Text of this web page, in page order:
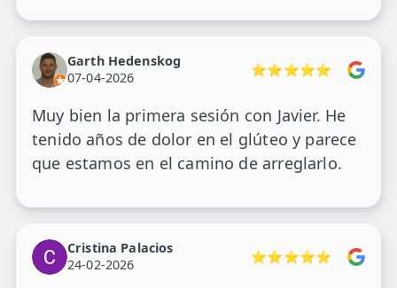
Garth Hedenskog
07-04-2026
⭐⭐⭐⭐⭐
Muy bien la primera sesión con Javier. He
tenido años de dolor en el glúteo y parece
que estamos en el camino de arreglarlo.
Cristina Palacios
24-02-2026
⭐⭐⭐⭐⭐